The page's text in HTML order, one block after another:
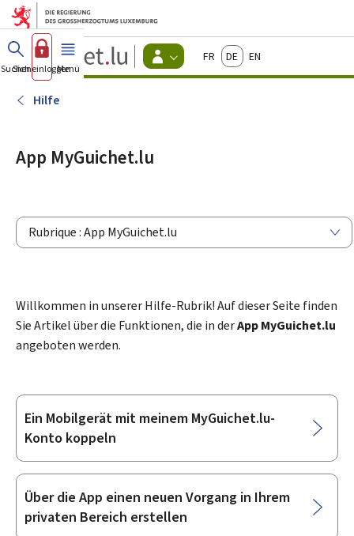
Zum Hauptmenü
Zum Inhalt
Guichet.lu
Changer
d'espace
FrançaisDeutschEnglish
Suchen
Sich einloggen
Menü Haupt-
Hilfe
App MyGuichet.lu
Rubrique : App MyGuichet.lu
Willkommen in unserer Hilfe-Rubrik! Auf dieser Seite finden
Sie Artikel über die Funktionen, die in derApp MyGuichet.lu
angeboten werden.
Unterrubriken
Ein Mobilgerät mit meinem MyGuichet.lu-
Konto koppeln
Über die App einen neuen Vorgang in Ihrem
privaten Bereich erstellen